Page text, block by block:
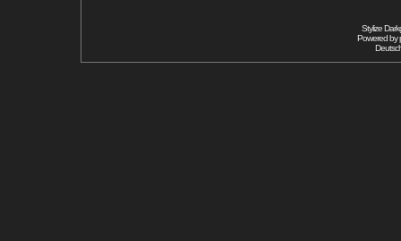
Stylize
Powered by